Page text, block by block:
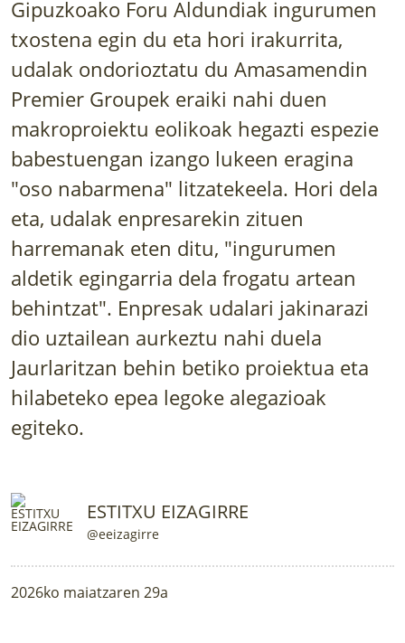
LURRAREN AGENDA
AZOKA
Gipuzkoako Foru Aldundiak ingurumen
txostena egin du eta hori irakurrita,
udalak ondorioztatu du Amasamendin
Premier Groupek eraiki nahi duen
makroproiektu eolikoak hegazti espezie
babestuengan izango lukeen eragina
"oso nabarmena" litzatekeela. Hori dela
eta, udalak enpresarekin zituen
harremanak eten ditu, "ingurumen
aldetik egingarria dela frogatu artean
behintzat". Enpresak udalari jakinarazi
dio uztailean aurkeztu nahi duela
Jaurlaritzan behin betiko proiektua eta
hilabeteko epea legoke alegazioak
egiteko.
ESTITXU EIZAGIRRE
@eeizagirre
2026ko maiatzaren 29a